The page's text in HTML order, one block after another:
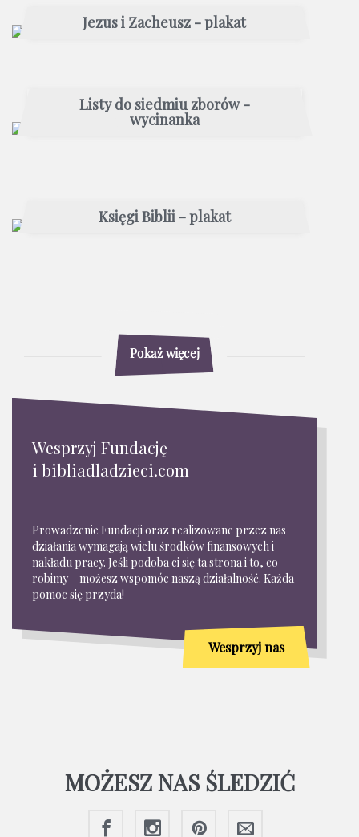
Jezus i Zacheusz - plakat
Listy do siedmiu zborów -
wycinanka
Księgi Biblii - plakat
Pokaż więcej
Wesprzyj Fundację
i bibliadladzieci.com
Prowadzenie Fundacji oraz realizowane przez nas
działania wymagają wielu środków finansowych i
nakładu pracy. Jeśli podoba ci się ta strona i to, co
robimy – możesz wspomóc naszą działalność. Każda
pomoc się przyda!
Wesprzyj nas
MOŻESZ NAS ŚLEDZIĆ